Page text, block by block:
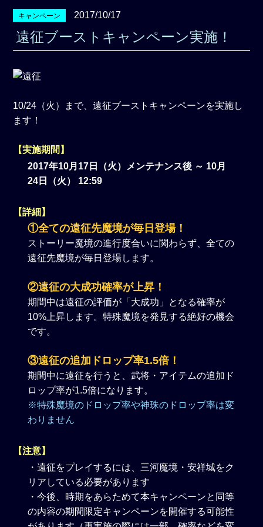
キャンペーン 2017/10/17
遠征ブーストキャンペーン実施！
10/24（火）まで、遠征ブーストキャンペーンを実施し
ます！
【実施期間】
2017年10月17日（火）メンテナンス後 ～ 10月
24日（火） 12:59
【詳細】
①全ての遠征先魔境が毎日登場！
ストーリー魔境の進行度合いに関わらず、全ての
遠征先魔境が毎日登場します。
②遠征の大成功確率が上昇！
期間中は遠征の評価が「大成功」となる確率が
10%上昇します。特殊魔境を発見する絶好の機会
です。
③遠征の追加ドロップ率1.5倍！
期間中に遠征を行うと、武将・アイテムの追加ド
ロップ率が1.5倍になります。
※特殊魔境のドロップ率や神珠のドロップ率は変
わりません
【注意】
・遠征をプレイするには、三河魔境・安祥城をク
リアしている必要があります
・今後、時期をあらためて本キャンペーンと同等
の内容の期間限定キャンペーンを開催する可能性